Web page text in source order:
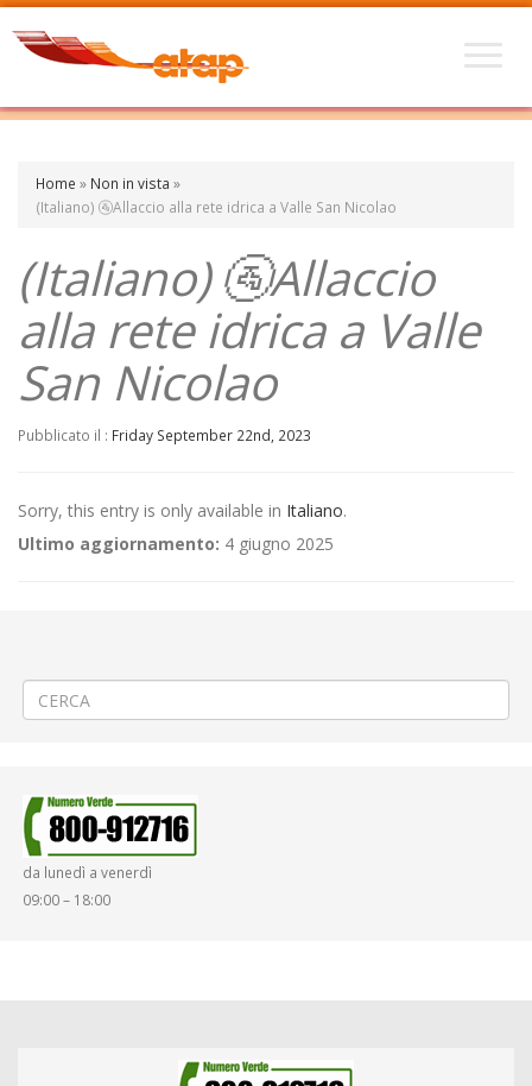
Home » Non in vista »
(Italiano) 🚰Allaccio alla rete idrica a Valle San Nicolao
(Italiano) 🚰Allaccio
alla rete idrica a Valle
San Nicolao
Pubblicato il : Friday September 22nd, 2023
Sorry, this entry is only available in Italiano.
Ultimo aggiornamento: 4 giugno 2025
da lunedì a venerdì
09:00 – 18:00